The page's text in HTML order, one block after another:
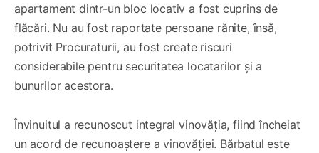
apartament dintr-un bloc locativ a fost cuprins de
flăcări. Nu au fost raportate persoane rănite, însă,
potrivit Procuraturii, au fost create riscuri
considerabile pentru securitatea locatarilor și a
bunurilor acestora.
Învinuitul a recunoscut integral vinovăția, fiind încheiat
un acord de recunoaștere a vinovăției. Bărbatul este